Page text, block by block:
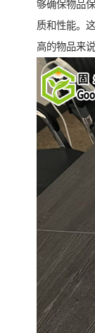
够确保物品
质和性能。
高的物品来